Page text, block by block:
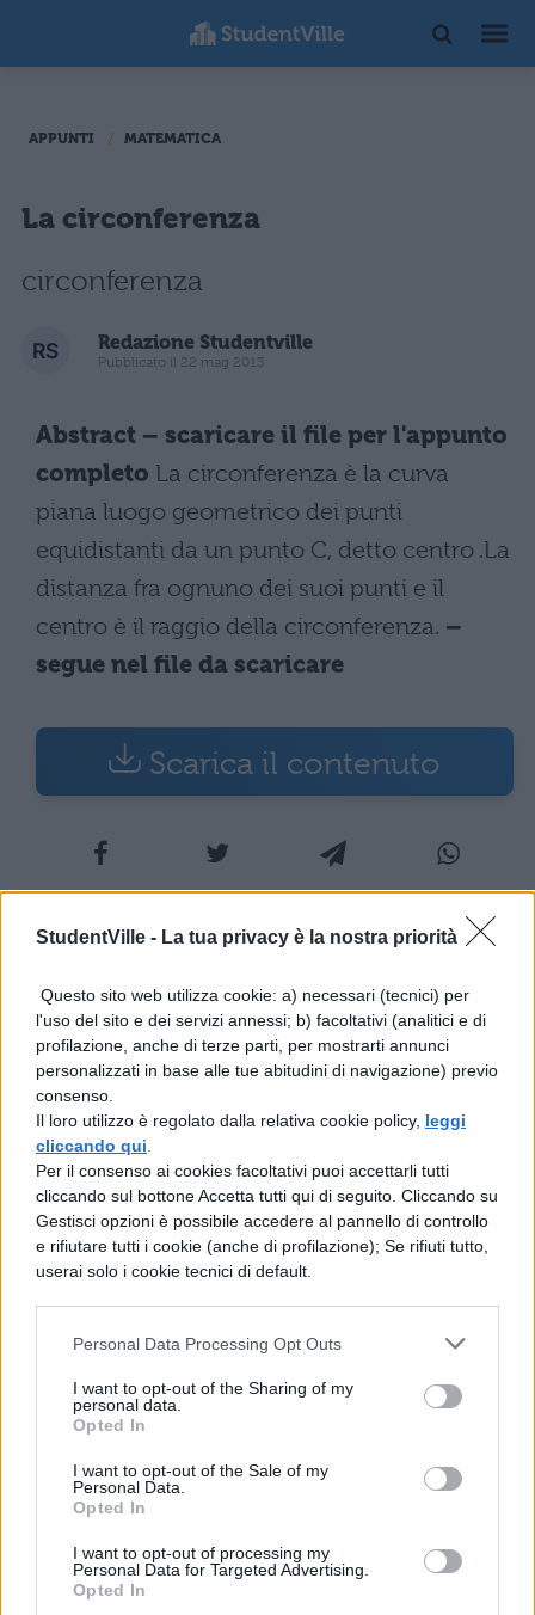
StudentVille - La tua privacy è la nostra priorità
Questo sito web utilizza cookie: a) necessari (tecnici) per
l'uso del sito e dei servizi annessi; b) facoltativi (analitici e di
profilazione, anche di terze parti, per mostrarti annunci
personalizzati in base alle tue abitudini di navigazione) previo
consenso.
Il loro utilizzo è regolato dalla relativa cookie policy, leggi
cliccando qui
Per il consenso ai cookies facoltativi puoi accettarli tutti
cliccando sul bottone Accetta tutti qui di seguito. Cliccando su
Gestisci opzioni è possibile accedere al pannello di controllo
e rifiutare tutti i cookie (anche di profilazione); Se rifiuti tutto,
userai solo i cookie tecnici di default.
Personal Data Processing Opt Outs
I want to opt-out of the Sharing of my
personal data.
Opted In
I want to opt-out of the Sale of my
Personal Data.
Opted In
I want to opt-out of processing my
Personal Data for Targeted Advertising.
Opted In
APPUNTI MATEMATICA
La circonferenza
circonferenza
Redazione Studentville
Pubblicato il 22 mag 2013
Abstract – scaricare il file per l'appunto
completo La circonferenza è la curva
piana luogo geometrico dei punti
equidistanti da un punto C, detto centro .La
distanza fra ognuno dei suoi punti e il
centro è il raggio della circonferenza. –
segue nel file da scaricare
Scarica il contenuto
TI POTREBBE INTERESSARE
MATEMATICA
Fibonacci Day: perché si
festeggia il 23
novembre?
MATEMATICA
Pi Greco: valore,
simbolo, legami
MATEMATICA
Eratostene di Cirene
MATEMATICA
Numeri cardinali: quali sono e come
utilizzarli